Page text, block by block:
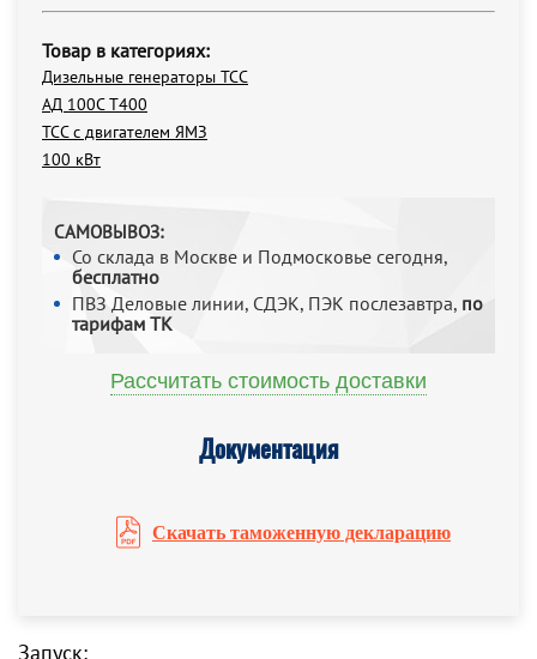
Товар в категориях:
Дизельные генераторы ТСС
АД 100С Т400
ТСС с двигателем ЯМЗ
100 кВт
САМОВЫВОЗ:
Со склада в Москве и Подмосковье сегодня,
бесплатно
ПВЗ Деловые линии, СДЭК, ПЭК послезавтра, по
тарифам ТК
Рассчитать стоимость доставки
Документация
Скачать таможенную декларацию
Запуск: